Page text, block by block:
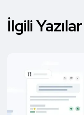
İlgili Yazılar